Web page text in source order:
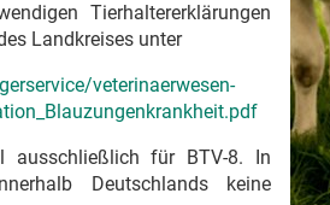
Tierhaltererklärungen
Landkreises unter
veterinaerwesen-
ausschließlich für BTV-8. In
Deutschlands keine